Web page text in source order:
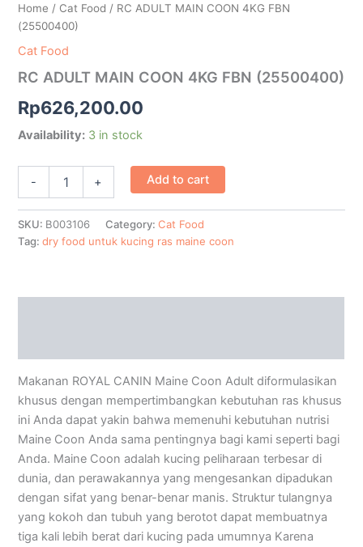
Home / Cat Food / RC ADULT MAIN COON 4KG FBN
(25500400)
Cat Food
RC ADULT MAIN COON 4KG FBN (25500400)
Rp626,200.00
Availability: 3 in stock
-
COON
4KG
FBN
quantity
+ Add to cart
SKU: B003106 Category:Cat Food
Tag:dry food untuk kucing ras maine coon
Makanan ROYAL CANIN Maine Coon Adult diformulasikan
khusus dengan mempertimbangkan kebutuhan ras khusus
ini Anda dapat yakin bahwa memenuhi kebutuhan nutrisi
Maine Coon Anda sama pentingnya bagi kami seperti bagi
Anda. Maine Coon adalah kucing peliharaan terbesar di
dunia, dan perawakannya yang mengesankan dipadukan
dengan sifat yang benar-benar manis. Struktur tulangnya
yang kokoh dan tubuh yang berotot dapat membuatnya
tiga kali lebih berat dari kucing pada umumnya Karena